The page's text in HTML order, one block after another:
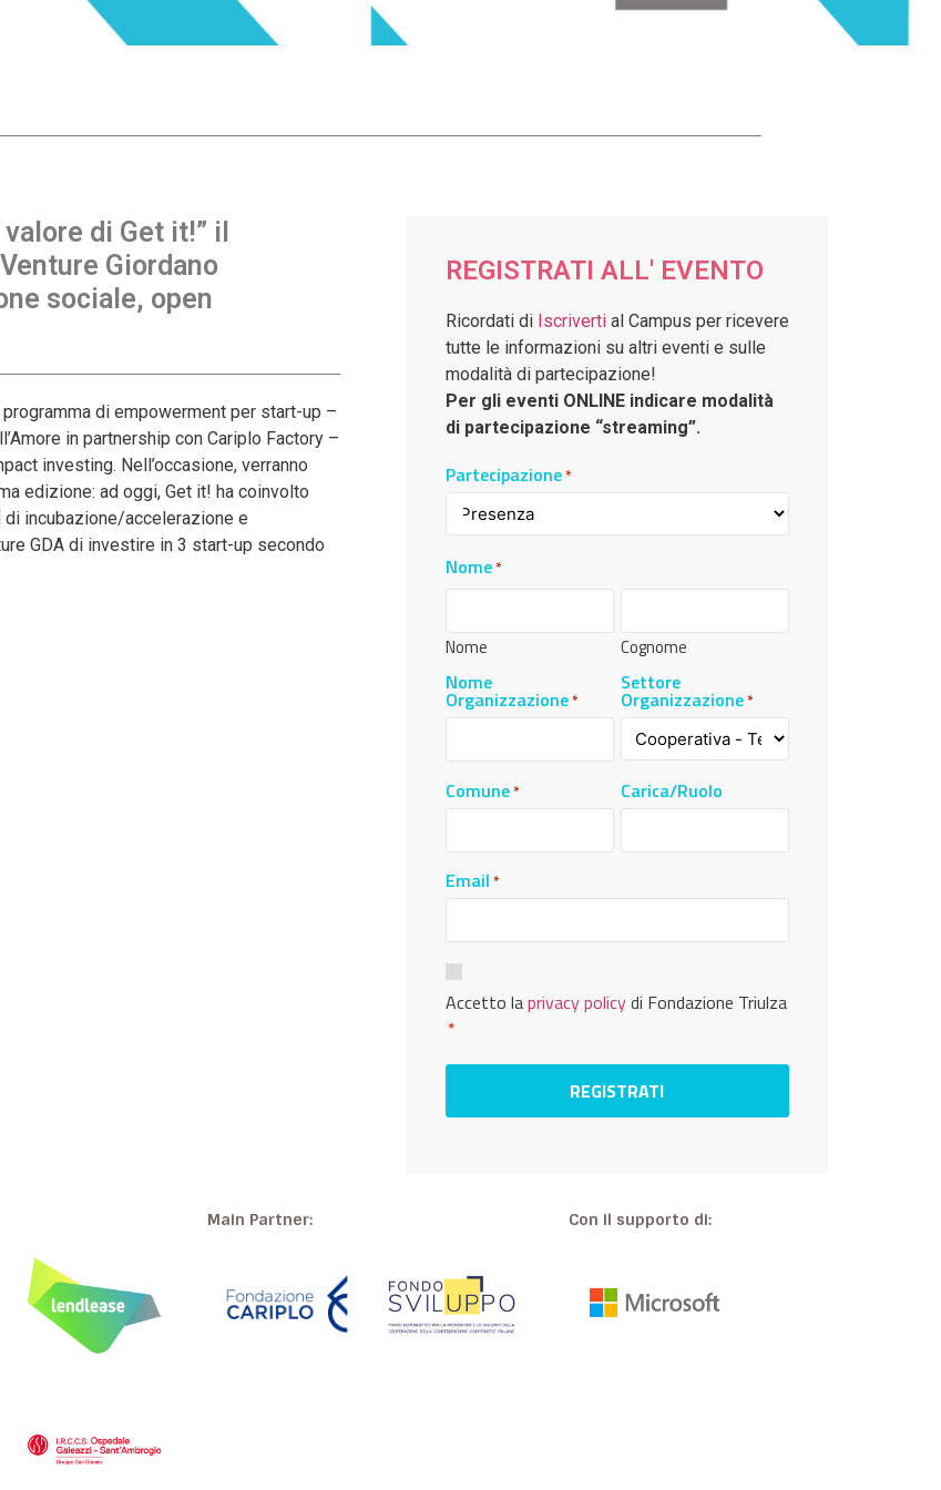
di Get it!” il
Giordano
sociale, open
di empowerment per start-up –
in partnership con Cariplo Factory –
investing. Nell’occasione, verranno
edizione: ad oggi, Get it! ha coinvolto
incubazione/accelerazione e
GDA di investire in 3 start-up secondo
REGISTRATI ALL' EVENTO
Ricordati di Iscrivertial Campus per ricevere
tutte le informazioni su altri eventi e sulle
modalità di partecipazione!
Per gli eventi ONLINE indicare modalità
di partecipazione “streaming”.
Partecipazione*
Nome*
Nome Cognome
Nome
Organizzazione*
Settore
Organizzazione*
Comune* Carica/Ruolo
Email *
Consenso
Privacy
*
Accetto laprivacy policydi Fondazione Triulza
*
Main Partner: Con il supporto di: